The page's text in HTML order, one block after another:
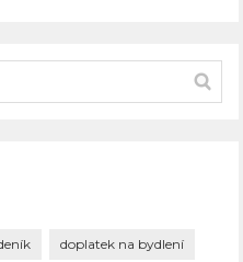
doplatek na bydlení